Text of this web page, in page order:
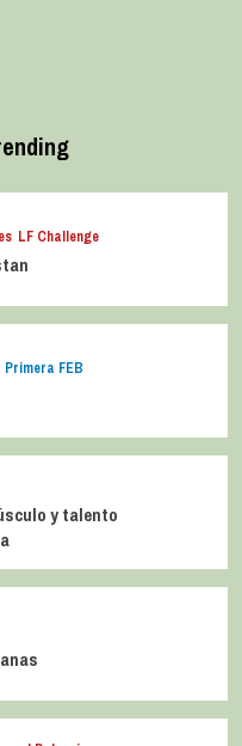
LF Challenge
Primera FEB
y talento